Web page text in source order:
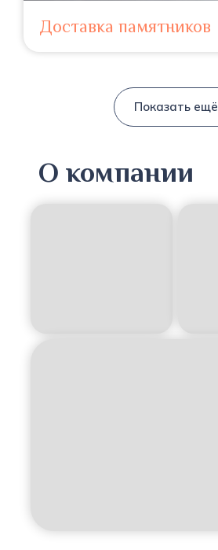
Доставка памятников
Показать ещё
О компании